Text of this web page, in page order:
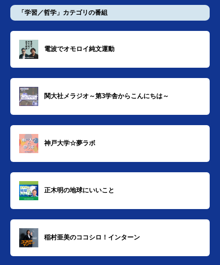
「学習／哲学」カテゴリの番組
電波でオモロイ純文運動
関大社メラジオ～第3学舎からこんにちは～
神戸大学☆夢ラボ
正木明の地球にいいこと
稲村亜美のココシロ！インターン